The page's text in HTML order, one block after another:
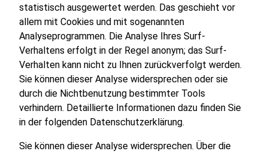
statistisch ausgewertet werden. Das geschieht vor
allem mit Cookies und mit sogenannten
Analyseprogrammen. Die Analyse Ihres Surf-
Verhaltens erfolgt in der Regel anonym; das Surf-
Verhalten kann nicht zu Ihnen zurückverfolgt werden.
Sie können dieser Analyse widersprechen oder sie
durch die Nichtbenutzung bestimmter Tools
verhindern. Detaillierte Informationen dazu finden Sie
in der folgenden Datenschutzerklärung.
Sie können dieser Analyse widersprechen. Über die